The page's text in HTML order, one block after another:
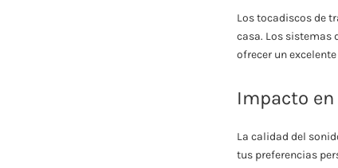
Los tocadiscos de
casa. Los sistemas
ofrecer un
Impacto
La calidad del
tus preferencias